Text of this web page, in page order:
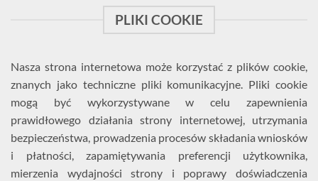
PLIKI COOKIE
Nasza strona internetowa może korzystać z plików cookie,
znanych jako techniczne pliki komunikacyjne. Pliki cookie
mogą być wykorzystywane w celu zapewnienia
prawidłowego działania strony internetowej, utrzymania
bezpieczeństwa, prowadzenia procesów składania wniosków
i płatności, zapamiętywania preferencji użytkownika,
mierzenia wydajności strony i poprawy doświadczenia